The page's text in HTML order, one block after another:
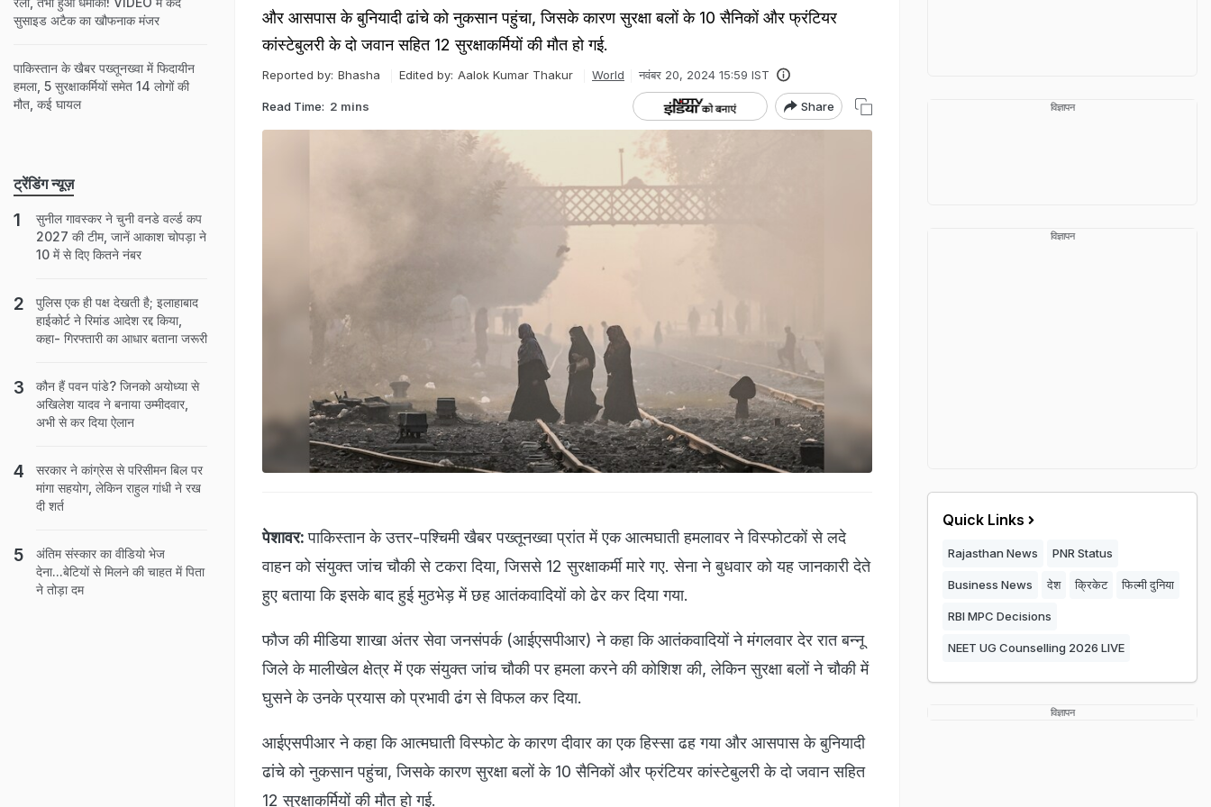
और आसपास के बुनियादी ढांचे को नुकसान पहुंचा, जिसके कारण सुरक्षा बलों के 10 सैनिकों और फ्रंटियर
कांस्टेबुलरी के दो जवान सहित 12 सुरक्षाकर्मियों की मौत हो गई.
Reported by: Bhasha Edited by: Aalok Kumar Thakur World नवंबर 20, 2024 15:59 IST
Read Time: 2 mins Share
पेशावर: पाकिस्तान के उत्तर-पश्चिमी खैबर पख्तूनख्वा प्रांत में एक आत्मघाती हमलावर ने विस्फोटकों से लदे
वाहन को संयुक्त जांच चौकी से टकरा दिया, जिससे 12 सुरक्षाकर्मी मारे गए. सेना ने बुधवार को यह जानकारी देते
हुए बताया कि इसके बाद हुई मुठभेड़ में छह आतंकवादियों को ढेर कर दिया गया.
फौज की मीडिया शाखा अंतर सेवा जनसंपर्क (आईएसपीआर) ने कहा कि आतंकवादियों ने मंगलवार देर रात बन्नू
जिले के मालीखेल क्षेत्र में एक संयुक्त जांच चौकी पर हमला करने की कोशिश की, लेकिन सुरक्षा बलों ने चौकी में
घुसने के उनके प्रयास को प्रभावी ढंग से विफल कर दिया.
आईएसपीआर ने कहा कि आत्मघाती विस्फोट के कारण दीवार का एक हिस्सा ढह गया और आसपास के बुनियादी
ढांचे को नुकसान पहुंचा, जिसके कारण सुरक्षा बलों के 10 सैनिकों और फ्रंटियर कांस्टेबुलरी के दो जवान सहित
12 सुरक्षाकर्मियों की मौत हो गई.
सुसाइड अटैक का खौफनाक मंजर
पाकिस्तान के खैबर पख्तूनख्वा में फिदायीन
हमला, 5 सुरक्षाकर्मियों समेत 14 लोगों की
मौत, कई घायल
ट्रेंडिंग न्यूज़
सुनील गावस्कर ने चुनी वनडे वर्ल्ड कप
2027 की टीम, जानें आकाश चोपड़ा ने
10 में से दिए कितने नंबर
पुलिस एक ही पक्ष देखती है; इलाहाबाद
हाईकोर्ट ने रिमांड आदेश रद्द किया,
कहा- गिरफ्तारी का आधार बताना जरूरी
कौन हैं पवन पांडे? जिनको अयोध्या से
अखिलेश यादव ने बनाया उम्मीदवार,
अभी से कर दिया ऐलान
सरकार ने कांग्रेस से परिसीमन बिल पर
मांगा सहयोग, लेकिन राहुल गांधी ने रख
दी शर्त
अंतिम संस्कार का वीडियो भेज
देना...बेटियों से मिलने की चाहत में पिता
ने तोड़ा दम
विज्ञापन
विज्ञापन
Quick Links
Rajasthan News PNR Status
Business News देश क्रिकेट फिल्मी दुनिया
RBI MPC Decisions
NEET UG Counselling 2026 LIVE
विज्ञापन